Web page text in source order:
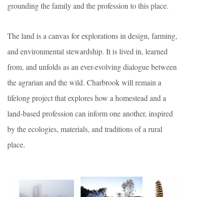
grounding the family and the profession to this place.
The land is a canvas for explorations in design, farming,
and environmental stewardship. It is lived in, learned
from, and unfolds as an ever-evolving dialogue between
the agrarian and the wild. Charbrook will remain a
lifelong project that explores how a homestead and a
land-based profession can inform one another, inspired
by the ecologies, materials, and traditions of a rural
place.